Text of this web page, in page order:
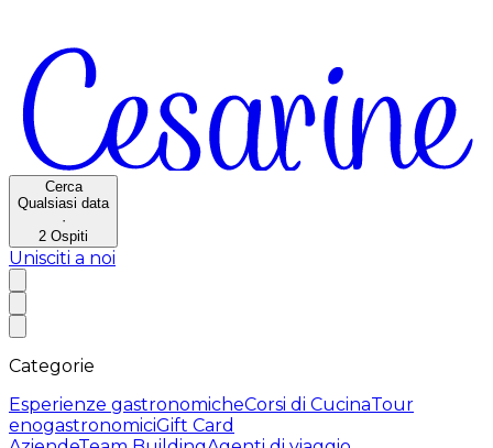
Cerca
Qualsiasi data
·
2 Ospiti
Unisciti a noi
Categorie
Esperienze gastronomicheCorsi di CucinaTour
enogastronomiciGift Card